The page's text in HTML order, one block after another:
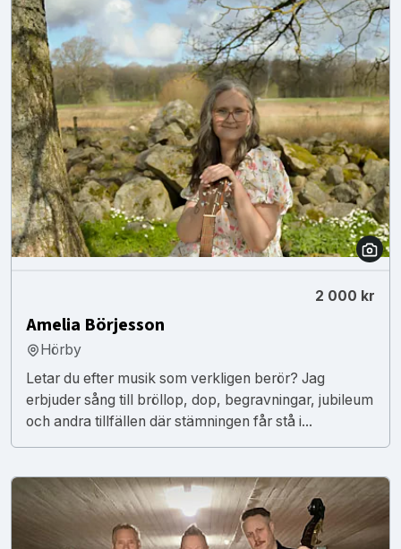
2 000 kr
Amelia Börjesson
Hörby
Letar du efter musik som verkligen berör? Jag
erbjuder sång till bröllop, dop, begravningar, jubileum
och andra tillfällen där stämningen får stå i...